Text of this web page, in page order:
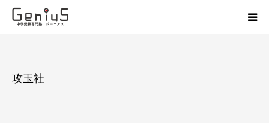
攻玉社
志望校別特訓